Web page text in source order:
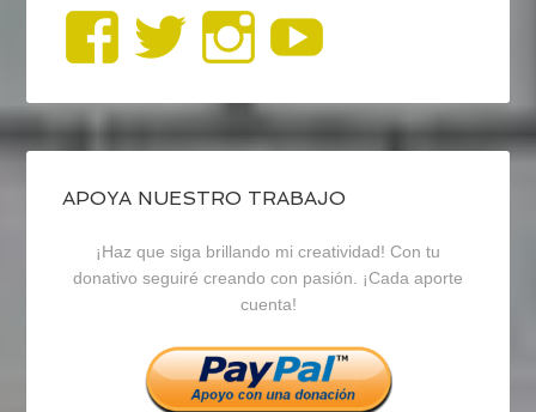
Ver
perfil
de
blogrecursosep
en
Facebook
Ver
perfil
de
recursosep
en
Twitter
Ver
perfil
de
recursosep
en
Instagram
APOYA NUESTRO TRABAJO
¡Haz que siga brillando mi creatividad! Con tu
donativo seguiré creando con pasión. ¡Cada aporte
cuenta!